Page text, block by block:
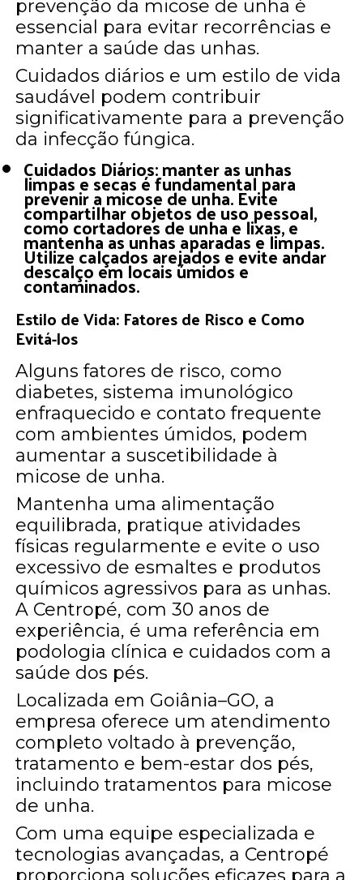
prevenção da micose de unha é
essencial para evitar recorrências e
manter a saúde das unhas.
Cuidados diários e um estilo de vida
saudável podem contribuir
significativamente para a prevenção
da infecção fúngica.
Cuidados Diários: manter as unhas
limpas e secas é fundamental para
prevenir a micose de unha. Evite
compartilhar objetos de uso pessoal,
como cortadores de unha e lixas, e
mantenha as unhas aparadas e limpas.
Utilize calçados arejados e evite andar
descalço em locais úmidos e
contaminados.
Estilo de Vida: Fatores de Risco e Como
Evitá-los
Alguns fatores de risco, como
diabetes, sistema imunológico
enfraquecido e contato frequente
com ambientes úmidos, podem
aumentar a suscetibilidade à
micose de unha.
Mantenha uma alimentação
equilibrada, pratique atividades
físicas regularmente e evite o uso
excessivo de esmaltes e produtos
químicos agressivos para as unhas.
A Centropé, com 30 anos de
experiência, é uma referência em
podologia clínica e cuidados com a
saúde dos pés.
Localizada em Goiânia–GO, a
empresa oferece um atendimento
completo voltado à prevenção,
tratamento e bem-estar dos pés,
incluindo tratamentos para micose
de unha.
Com uma equipe especializada e
tecnologias avançadas, a Centropé